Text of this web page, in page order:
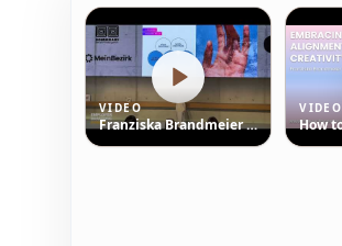
VIDEO
Franziska Brandmeier -
Mental Health, Führung
VIDEO
How